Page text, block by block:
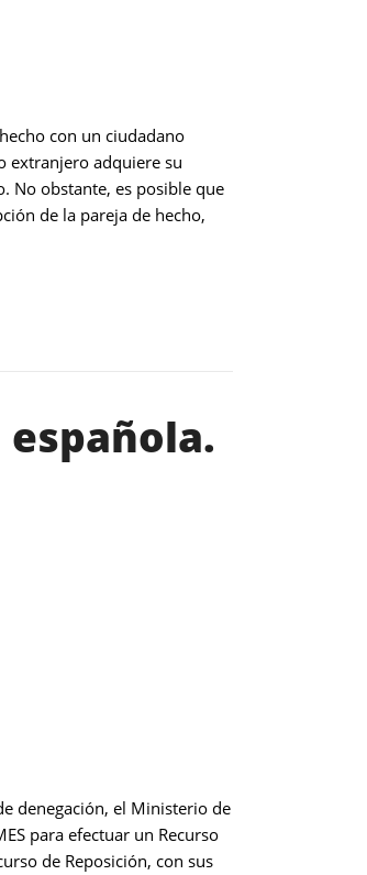
con un ciudadano
extranjero adquiere su
No obstante, es posible que
de la pareja de hecho,
denegación, el Ministerio de
para efectuar un Recurso
de Reposición, con sus